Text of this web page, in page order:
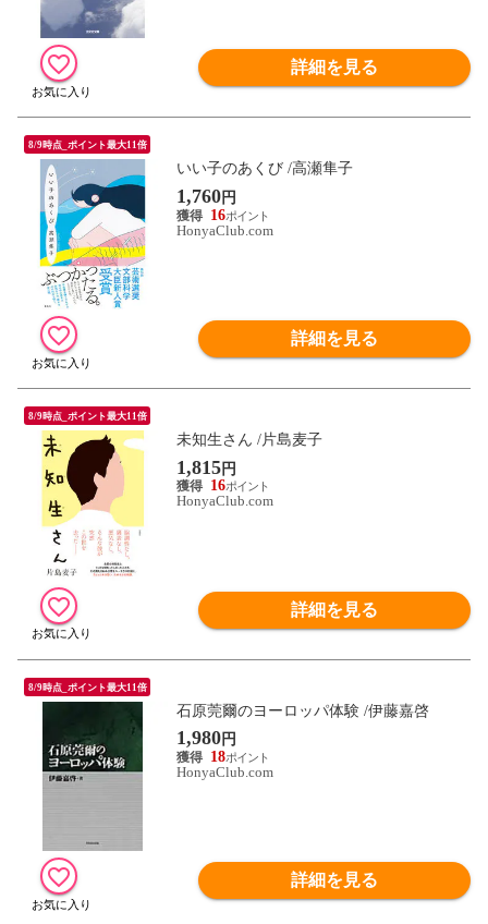
詳細を見る
8/9時点_ポイント最大11倍
いい子のあくび /高瀬隼子
1,760円
16
HonyaClub.com
詳細を見る
8/9時点_ポイント最大11倍
未知生さん /片島麦子
1,815円
16
HonyaClub.com
詳細を見る
8/9時点_ポイント最大11倍
石原莞爾のヨーロッパ体験 /伊藤嘉啓
1,980円
18
HonyaClub.com
詳細を見る